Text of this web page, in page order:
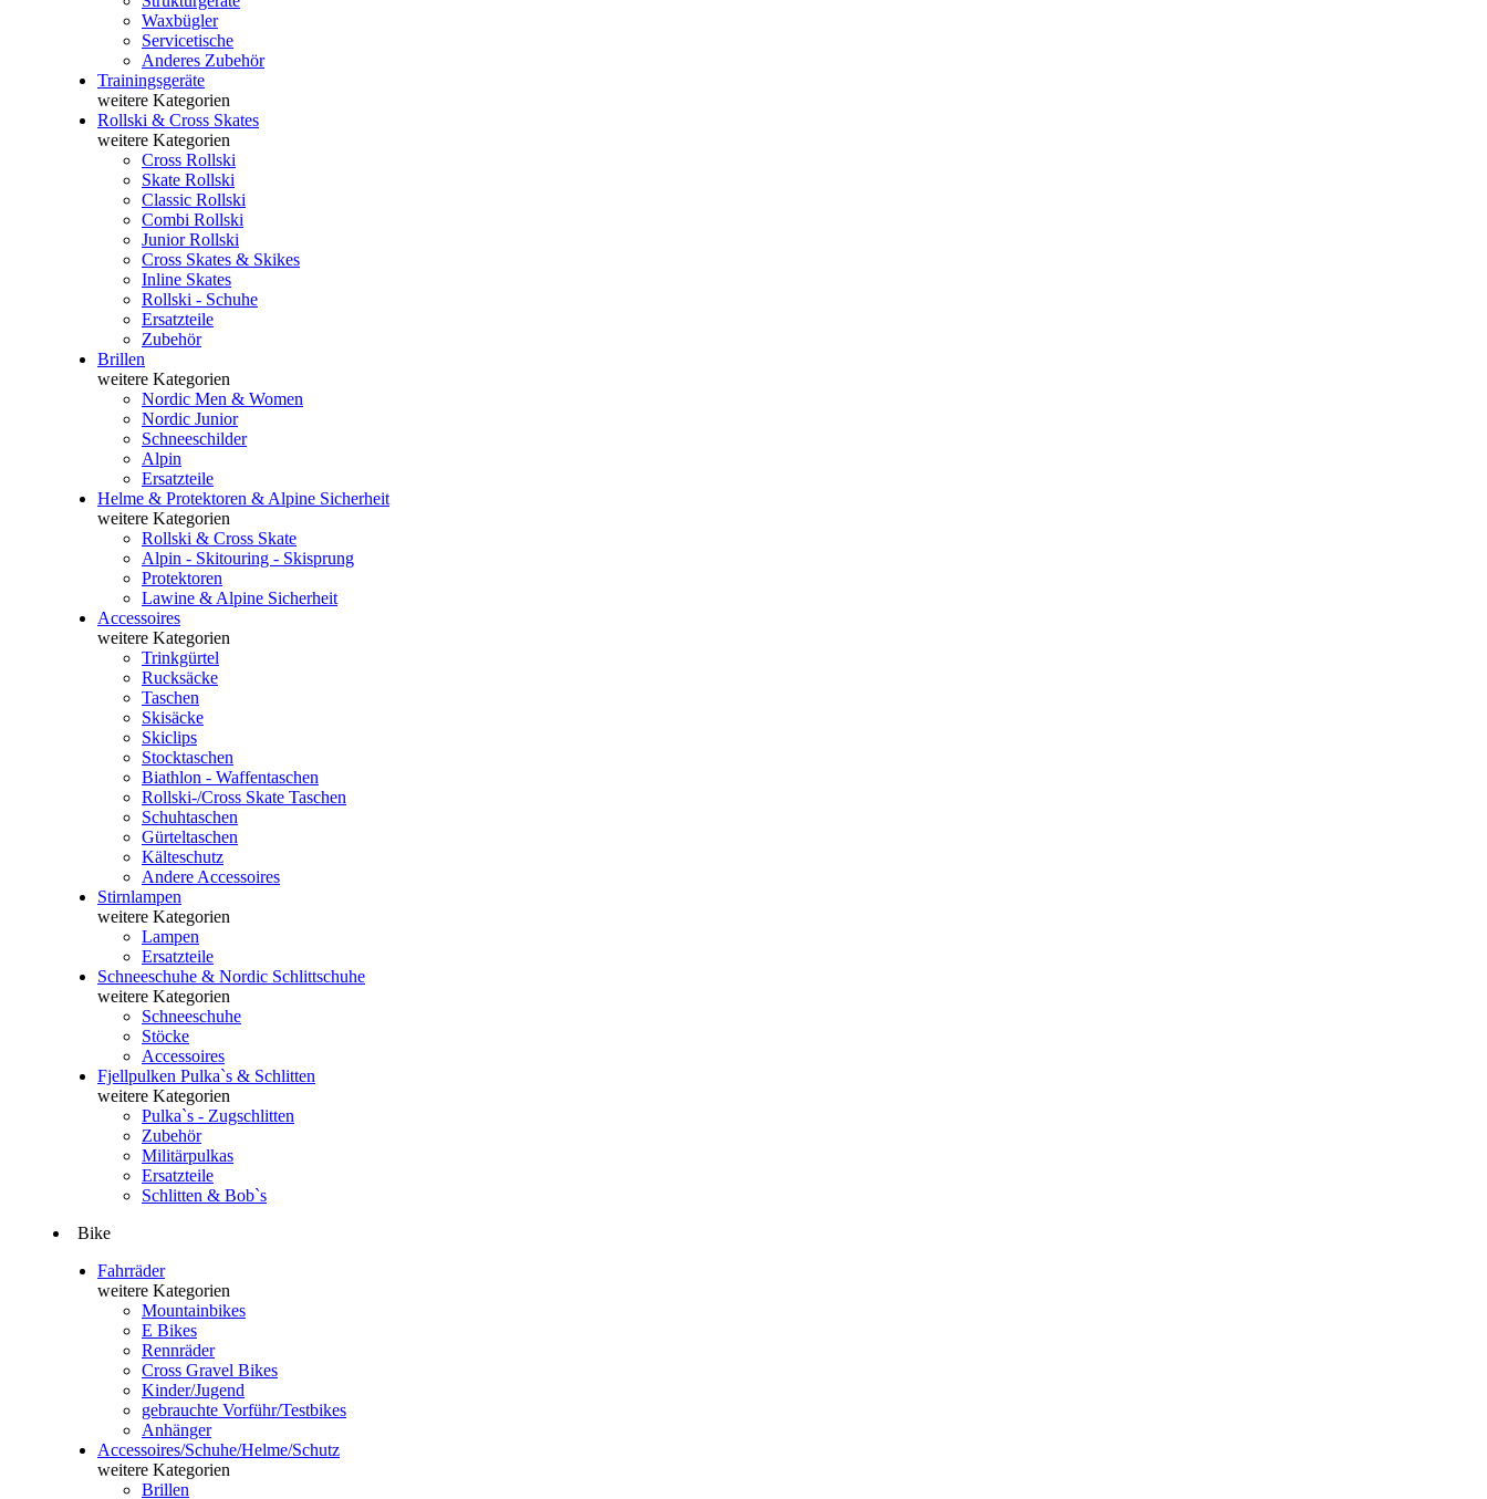
Waxbügler
Servicetische
Anderes Zubehör
Trainingsgeräte
weitere Kategorien
Rollski & Cross Skates
weitere Kategorien
Cross Rollski
Skate Rollski
Classic Rollski
Combi Rollski
Junior Rollski
Cross Skates & Skikes
Inline Skates
Rollski - Schuhe
Ersatzteile
Zubehör
Brillen
weitere Kategorien
Nordic Men & Women
Nordic Junior
Schneeschilder
Alpin
Ersatzteile
Helme & Protektoren & Alpine Sicherheit
weitere Kategorien
Rollski & Cross Skate
Alpin - Skitouring - Skisprung
Protektoren
Lawine & Alpine Sicherheit
Accessoires
weitere Kategorien
Trinkgürtel
Rucksäcke
Taschen
Skisäcke
Skiclips
Stocktaschen
Biathlon - Waffentaschen
Rollski-/Cross Skate Taschen
Schuhtaschen
Gürteltaschen
Kälteschutz
Andere Accessoires
Stirnlampen
weitere Kategorien
Lampen
Ersatzteile
Schneeschuhe & Nordic Schlittschuhe
weitere Kategorien
Schneeschuhe
Stöcke
Accessoires
Fjellpulken Pulka`s & Schlitten
weitere Kategorien
Pulka`s - Zugschlitten
Zubehör
Militärpulkas
Ersatzteile
Schlitten & Bob`s
Bike
Fahrräder
weitere Kategorien
Mountainbikes
E Bikes
Rennräder
Cross Gravel Bikes
Kinder/Jugend
gebrauchte Vorführ/Testbikes
Anhänger
Accessoires/Schuhe/Helme/Schutz
weitere Kategorien
Brillen